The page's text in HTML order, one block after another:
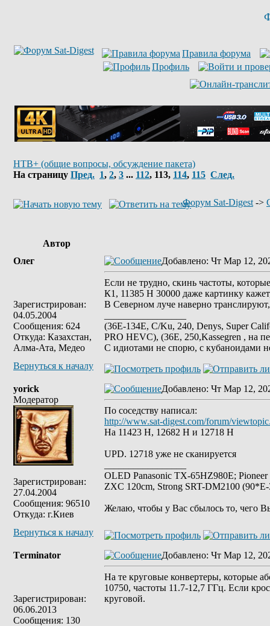
Правила форума
Профиль
НТВ+ (общие вопросы, обсуждение пакета)
На страницу Пред. 1, 2, 3 ... 112, 113, 114, 115 След.
Форум Sat-Digest ->
Автор
Олег
Зарегистрирован:
04.05.2004
Сообщения: 624
Откуда: Казахстан,
Алма-Ата, Медео
Добавлено: Чт Мар 12,
Если не трудно, скинь частоты,
К1, 11385 Н 30000 даже картинку
В Северном луче наверно
(36E-134E, C/Ku, 240, Denys, Super
PRO HEVC), (36E, 250,Kassegren , на
С идиотами не спорю, с кубаноидами
Вернуться к началу
yorick
Модератор
Зарегистрирован:
27.04.2004
Сообщения: 96510
Откуда: г.Киев
Добавлено: Чт Мар 12,
По соседству написал:
http://www.sat-digest.com/forum/
На 11423 Н, 12682 Н и 12718 Н
UPD. 12718 уже не сканируется
OLED Panasonic TX-65HZ980E;
ZXC 120cm, Strong SRT-DM2100
Желаю, чтобы у Вас сбылось то, чего
Вернуться к началу
Tеrminatоr
Зарегистрирован:
06.06.2013
Сообщения: 130
Добавлено: Чт Мар 12,
На те круговые конвертеры, которые
10750, частоты 11.7-12,7 ГГц. Если
круговой.